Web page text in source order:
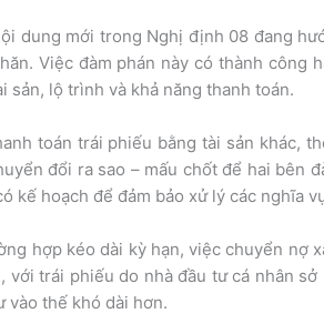
dung mới trong Nghị định 08 đang
Việc đàm phán này có thành công
sản, lộ trình và khả năng thanh toán.
toán trái phiếu bằng tài sản khác,
đổi ra sao – mấu chốt để hai bên
kế hoạch để đảm bảo xử lý các nghĩa
hợp kéo dài kỳ hạn, việc chuyển nợ
với trái phiếu do nhà đầu tư cá nhân
vào thế khó dài hơn.